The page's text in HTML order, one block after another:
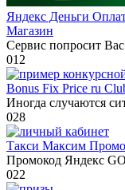
Яндекс Деньги
Магазин
Сервис попросит
012
Bonus Fix Price ru
Иногда случаются
028
Такси Максим
Промокод Яндекс
022